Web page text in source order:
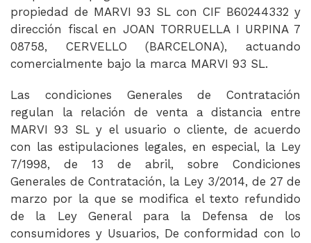
propiedad de MARVI 93 SL con CIF B60244332 y
dirección fiscal en JOAN TORRUELLA I URPINA 7
08758, CERVELLO (BARCELONA), actuando
comercialmente bajo la marca MARVI 93 SL.
Las condiciones Generales de Contratación
regulan la relación de venta a distancia entre
MARVI 93 SL y el usuario o cliente, de acuerdo
con las estipulaciones legales, en especial, la Ley
7/1998, de 13 de abril, sobre Condiciones
Generales de Contratación, la Ley 3/2014, de 27 de
marzo por la que se modifica el texto refundido
de la Ley General para la Defensa de los
consumidores y Usuarios, De conformidad con lo